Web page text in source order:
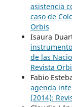
asistencia
caso de
Orbis
Isaura
de las
Revista
Fabio
agenda
(2014):